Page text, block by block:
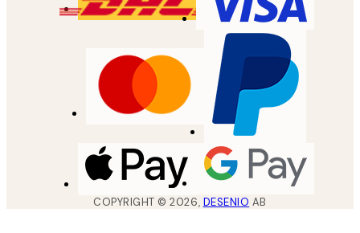
COPYRIGHT ©2026, DESENIO AB